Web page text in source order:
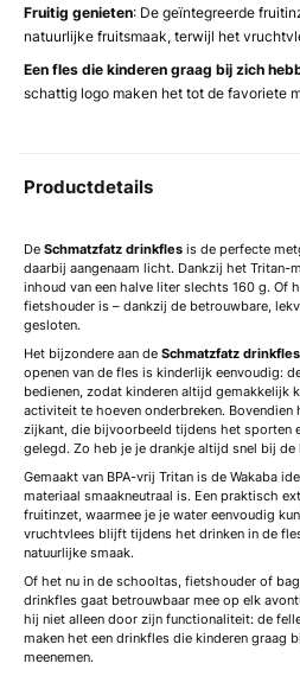
Fruitig genieten: De geïntegreerde
natuurlijke fruitsmaak, terwijl het
Een fles die kinderen graag bij zich
schattig logo maken het tot de favoriete
Productdetails
De Schmatzfatz drinkfles is de perfecte
daarbij aangenaam licht. Dankzij het Tritan-
inhoud van een halve liter slechts 160 g. Of
fietshouder is – dankzij de betrouwbare,
gesloten.
Het bijzondere aan de Schmatzfatz drinkfles
openen van de fles is kinderlijk eenvoudig:
bedienen, zodat kinderen altijd gemakkelijk
activiteit te hoeven onderbreken. Bovendien
zijkant, die bijvoorbeeld tijdens het sporten
gelegd. Zo heb je je drankje altijd snel bij de
Gemaakt van BPA-vrij Tritan is de Wakaba
materiaal smaakneutraal is. Een praktisch
fruitinzet, waarmee je je water eenvoudig
vruchtvlees blijft tijdens het drinken in de
natuurlijke smaak.
Of het nu in de schooltas, fietshouder of
drinkfles gaat betrouwbaar mee op elk
hij niet alleen door zijn functionaliteit: de
maken het een drinkfles die kinderen graag
meenemen.